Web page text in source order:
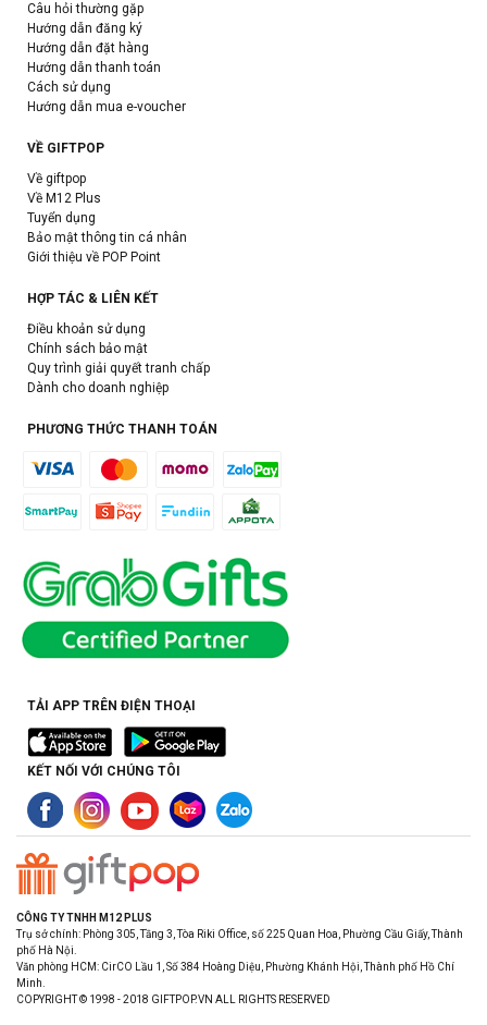
Câu hỏi thường gặp
Hướng dẫn đăng ký
Hướng dẫn đặt hàng
Hướng dẫn thanh toán
Cách sử dụng
Hướng dẫn mua e-voucher
VỀ GIFTPOP
Về giftpop
Về M12 Plus
Tuyển dụng
Bảo mật thông tin cá nhân
Giới thiệu về POP Point
HỢP TÁC & LIÊN KẾT
Điều khoản sử dụng
Chính sách bảo mật
Quy trình giải quyết tranh chấp
Dành cho doanh nghiệp
PHƯƠNG THỨC THANH TOÁN
TẢI APP TRÊN ĐIỆN THOẠI
KẾT NỐI VỚI CHÚNG TÔI
CÔNG TY TNHH M12 PLUS
Trụ sở chính: Phòng 305, Tầng 3, Tòa Riki Office, số 225 Quan Hoa, Phường Cầu Giấy, Thành
phố Hà Nội.
Văn phòng HCM: CirCO Lầu 1, Số 384 Hoàng Diệu, Phường Khánh Hội, Thành phố Hồ Chí
Minh.
COPYRIGHT © 1998 - 2018 GIFTPOP.VN ALL RIGHTS RESERVED